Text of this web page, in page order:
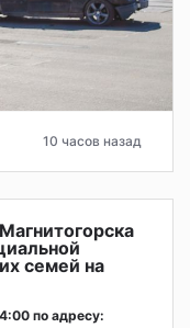
10 часов назад
семей на
по адресу: